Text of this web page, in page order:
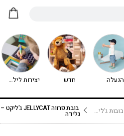
הנעלה חדש יצירות לילדים - יצירה לילדים
בובות ג'ליקט Jellycat בובת פרווה JELLYCAT ג'ליקט –
גלידה